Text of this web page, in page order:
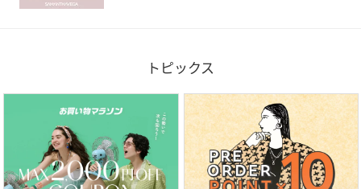
トピックス